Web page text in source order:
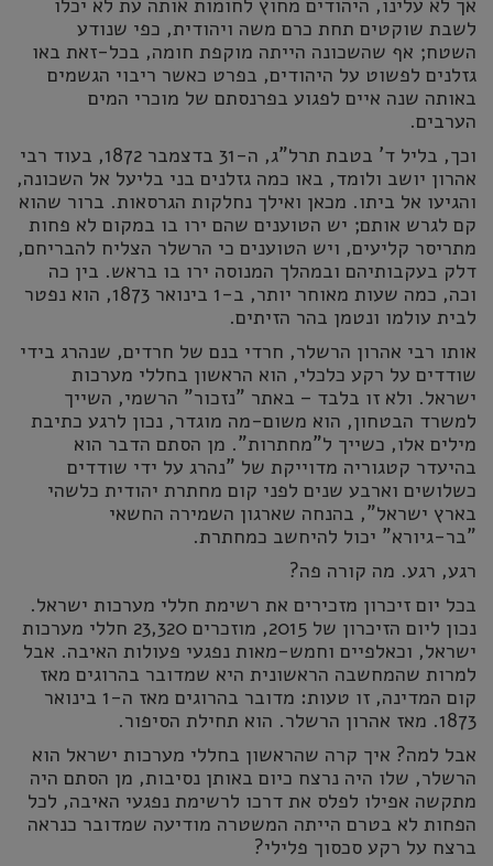
לשבת שוקטים תחת כרם משה ויהודית, כפי שנודע
השטח; אף שהשכונה הייתה מוקפת חומה, בכל-זאת באו
גזלנים לפשוט על היהודים, בפרט כאשר ריבוי הגשמים
באותה שנה איים לפגוע בפרנסתם של מוכרי המים
הערבים.
וכך, בליל ד' בטבת תרל"ג, ה-31 בדצמבר 1872, בעוד רבי
אהרון יושב ולומד, באו כמה גזלנים בני בליעל אל השכונה,
והגיעו אל ביתו. מכאן ואילך נחלקות הגרסאות. ברור שהוא
קם לגרש אותם; יש הטוענים שהם ירו בו במקום לא פחות
מתריסר קליעים, ויש הטוענים כי הרשלר הצליח להבריחם,
דלק בעקבותיהם ובמהלך המנוסה ירו בו בראש. בין כה
וכה, כמה שעות מאוחר יותר, ב-1 בינואר 1873, הוא נפטר
לבית עולמו ונטמן בהר הזיתים.
אותו רבי אהרון הרשלר, חרדי בנם של חרדים, שנהרג בידי
שודדים על רקע כלכלי, הוא הראשון בחללי מערכות
ישראל. ולא זו בלבד – באתר "נזכור" הרשמי, השייך
למשרד הבטחון, הוא משום-מה מוגדר, נכון לרגע כתיבת
מילים אלו, כשייך ל"מחתרות". מן הסתם הדבר הוא
בהיעדר קטגוריה מדוייקת של "נהרג על ידי שודדים
כשלושים וארבע שנים לפני קום מחתרת יהודית כלשהי
בארץ ישראל", בהנחה שארגון השמירה החשאי
"בר-גיורא" יכול להיחשב כמחתרת.
רגע, רגע. מה קורה פה?
בכל יום זיכרון מזכירים את רשימת חללי מערכות ישראל.
נכון ליום הזיכרון של 2015, מוזכרים 23,320 חללי מערכות
ישראל, וכאלפיים וחמש-מאות נפגעי פעולות האיבה. אבל
למרות שהמחשבה הראשונית היא שמדובר בהרוגים מאז
קום המדינה, זו טעות: מדובר בהרוגים מאז ה-1 בינואר
1873. מאז אהרון הרשלר. הוא תחילת הסיפור.
אבל למה? איך קרה שהראשון בחללי מערכות ישראל הוא
הרשלר, שלו היה נרצח כיום באותן נסיבות, מן הסתם היה
מתקשה אפילו לפלס את דרכו לרשימת נפגעי האיבה, לכל
הפחות לא בטרם הייתה המשטרה מודיעה שמדובר כנראה
ברצח על רקע סכסוך פלילי?